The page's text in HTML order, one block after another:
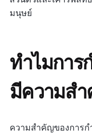
มนุษย์
ทำไมการ
มีความส
ความสำคัญของการ